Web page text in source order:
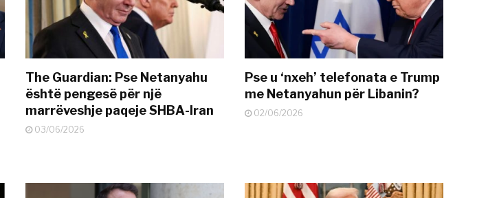
The Guardian: Pse Netanyahu
është pengesë për një
marrëveshje paqeje SHBA-Iran
03/06/2026
Pse u ‘nxeh’ telefonata e Trump
me Netanyahun për Libanin?
02/06/2026